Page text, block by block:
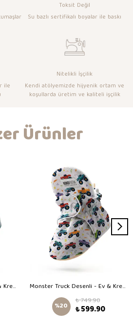
Toksit Değil
Su bazlı sertifikalı boyalar ile baskı
ile
Nitelikli İşçilik
Kendi atölyemizde hijyenik ortam ve
koşullarda üretim ve kaliteli işçilik
Ürünler
Kum Kabukları Desenli - Ev & Kreş Panduf Monster Truck Desenli - Ev & Kreş Panduf
%20 ₺ 749.90
₺ 599.90